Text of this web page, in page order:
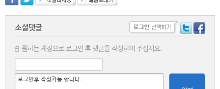
소셜댓글
원하는 계정으로 로그인 후 댓글을 작성하여 주십시요.